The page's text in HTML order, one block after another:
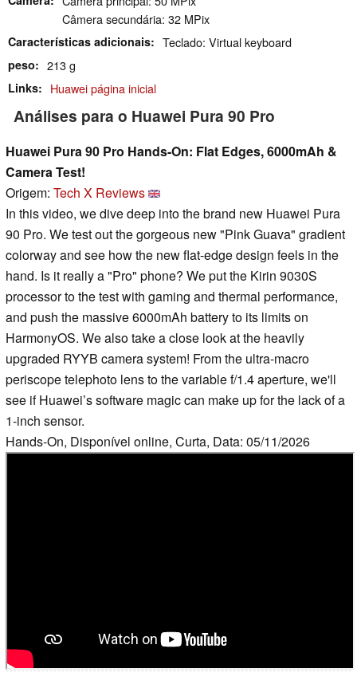
Câmera secundária: 32 MPix
Características adicionais Teclado: Virtual keyboard
peso 213 g
Links Huawei página inicial
Análises para o Huawei Pura 90 Pro
Huawei Pura 90 Pro Hands-On: Flat Edges, 6000mAh &
Camera Test!
Origem: Tech X Reviews
In this video, we dive deep into the brand new Huawei Pura
90 Pro. We test out the gorgeous new "Pink Guava" gradient
colorway and see how the new flat-edge design feels in the
hand. Is it really a "Pro" phone? We put the Kirin 9030S
processor to the test with gaming and thermal performance,
and push the massive 6000mAh battery to its limits on
HarmonyOS. We also take a close look at the heavily
upgraded RYYB camera system! From the ultra-macro
periscope telephoto lens to the variable f/1.4 aperture, we'll
see if Huawei’s software magic can make up for the lack of a
1-inch sensor.
Hands-On, Disponível online, Curta, Data: 05/11/2026